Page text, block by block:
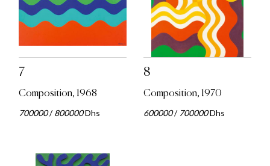
7
Composition, 1968
700000/800000Dhs
8
Composition, 1970
600000/ 700000Dhs